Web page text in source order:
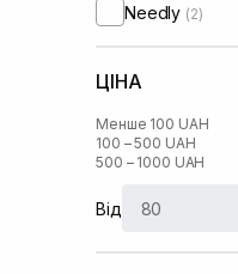
Needly (2)
ЦІНА
Менше 100 UAH
100 – 500 UAH
500 – 1000 UAH
Від